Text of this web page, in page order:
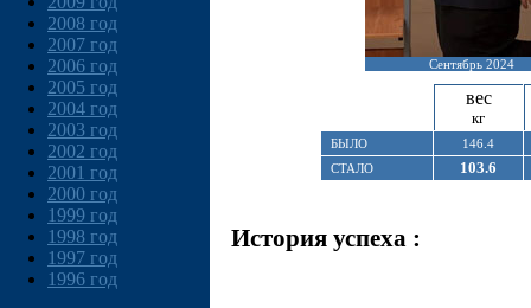
2008 год
2007 год
2006 год
2005 год
2004 год
2003 год
2002 год
2001 год
2000 год
1999 год
1998 год
1997 год
1996 год
Сентябрь 2024
вес
кг
БЫЛО
146.4
СТАЛО
103.6
История успеха :